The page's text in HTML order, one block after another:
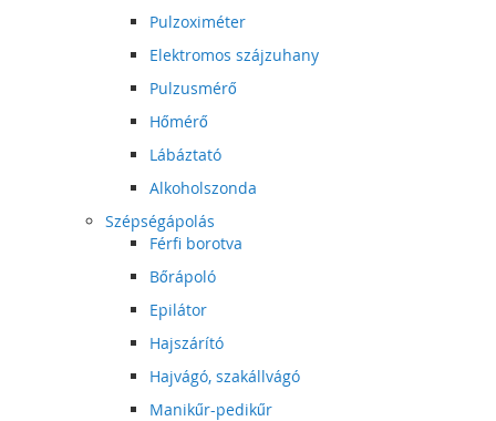
Pulzoximéter
Elektromos szájzuhany
Pulzusmérő
Hőmérő
Lábáztató
Alkoholszonda
Szépségápolás
Férfi borotva
Bőrápoló
Epilátor
Hajszárító
Hajvágó, szakállvágó
Manikűr-pedikűr